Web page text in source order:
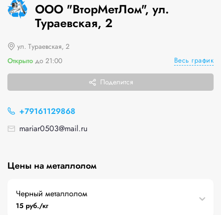
ООО "ВторМетЛом", ул.
Тураевская, 2
ул. Тураевская, 2
Открыто до 21:00 Весь график
Поделится
+79161129868
mariar0503@mail.ru
Цены на металлолом
Черный металлолом
15 руб./кг